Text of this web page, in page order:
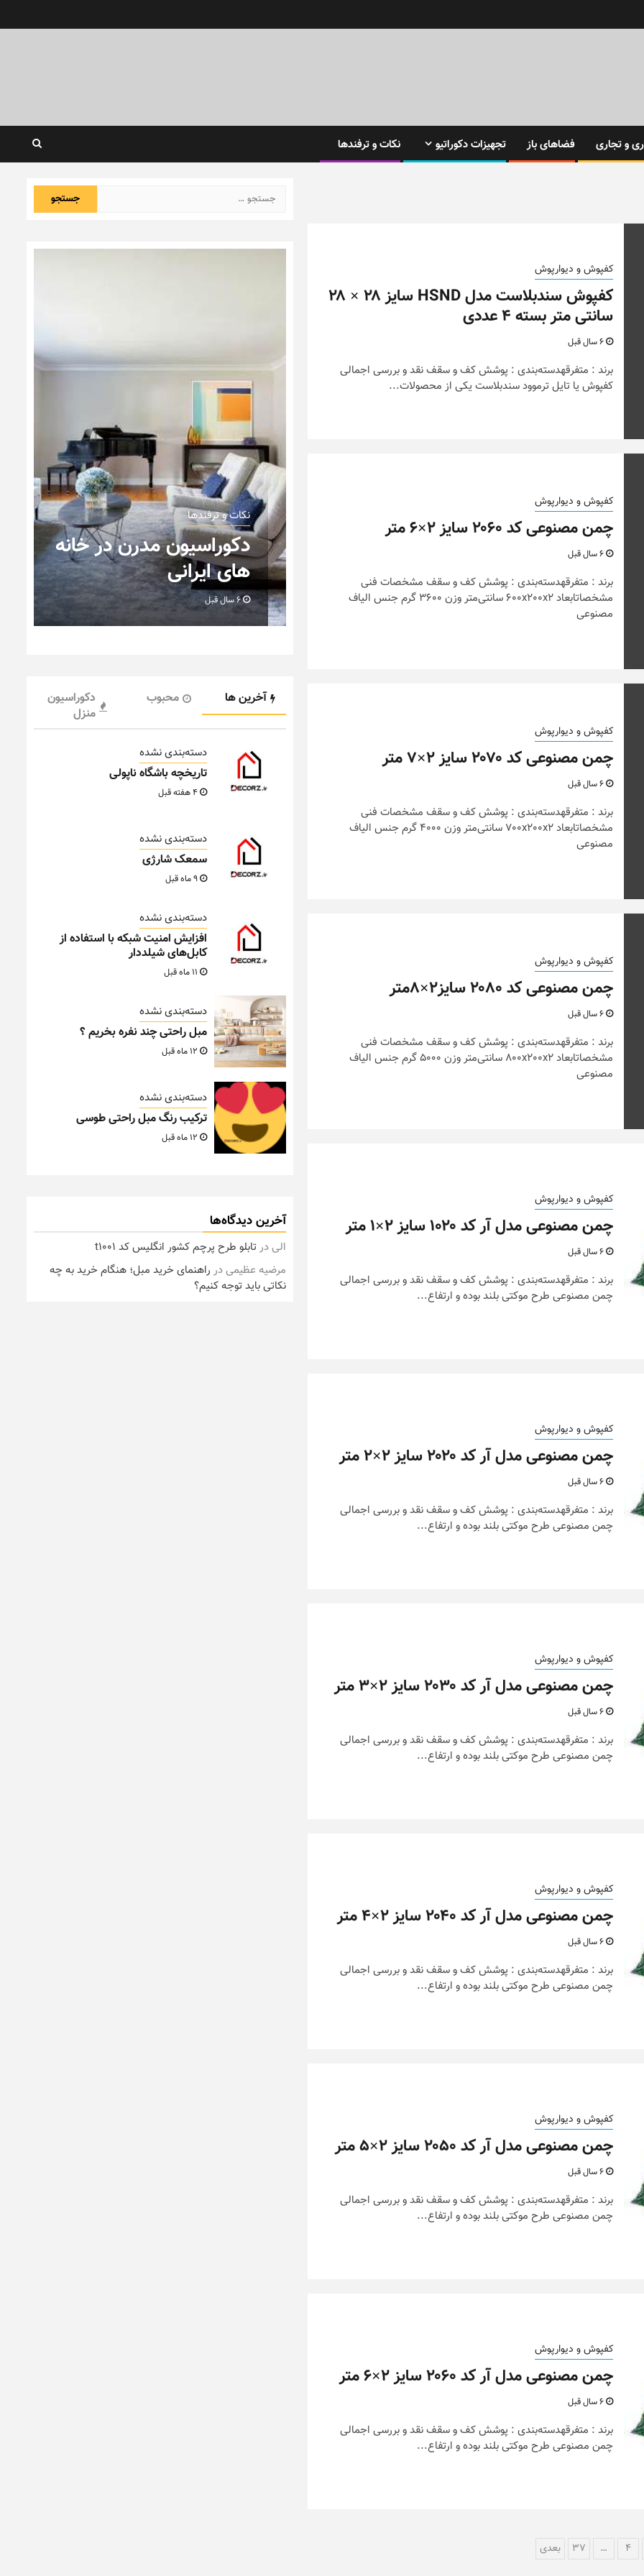
و تجاری فضاهای باز تجهیزات دکوراتیو
نکات و ترفندها
کفپوش و دیوارپوش
کفپوش سندبلاست مدل HSND سایز ۲۸ × ۲۸
سانتی متر بسته ۴ عددی
6 سال قبل
برند : متفرقهدسته‌بندی : پوشش کف و سقف نقد و بررسی اجمالی
کفپوش یا تایل ترموود سندبلاست یکی از محصولات...
کفپوش و دیوارپوش
چمن مصنوعی کد ۲۰۶۰ سایز ۲×۶ متر
6 سال قبل
برند : متفرقهدسته‌بندی : پوشش کف و سقف مشخصات فنی
مشخصاتابعاد 600x200x2 سانتی‌متر وزن 3600 گرم جنس الیاف
مصنوعی
کفپوش و دیوارپوش
چمن مصنوعی کد ۲۰۷۰ سایز ۲×۷ متر
6 سال قبل
برند : متفرقهدسته‌بندی : پوشش کف و سقف مشخصات فنی
مشخصاتابعاد 700x200x2 سانتی‌متر وزن 4000 گرم جنس الیاف
مصنوعی
کفپوش و دیوارپوش
چمن مصنوعی کد ۲۰۸۰ سایز۲×۸متر
6 سال قبل
برند : متفرقهدسته‌بندی : پوشش کف و سقف مشخصات فنی
مشخصاتابعاد 800x200x2 سانتی‌متر وزن 5000 گرم جنس الیاف
مصنوعی
کفپوش و دیوارپوش
چمن مصنوعی مدل آر کد ۱۰۲۰ سایز ۲×۱ متر
6 سال قبل
برند : متفرقهدسته‌بندی : پوشش کف و سقف نقد و بررسی اجمالی
چمن مصنوعی طرح موکتی بلند بوده و ارتفاع...
کفپوش و دیوارپوش
چمن مصنوعی مدل آر کد ۲۰۲۰ سایز ۲×۲ متر
6 سال قبل
برند : متفرقهدسته‌بندی : پوشش کف و سقف نقد و بررسی اجمالی
چمن مصنوعی طرح موکتی بلند بوده و ارتفاع...
کفپوش و دیوارپوش
چمن مصنوعی مدل آر کد ۲۰۳۰ سایز ۲×۳ متر
6 سال قبل
برند : متفرقهدسته‌بندی : پوشش کف و سقف نقد و بررسی اجمالی
چمن مصنوعی طرح موکتی بلند بوده و ارتفاع...
کفپوش و دیوارپوش
چمن مصنوعی مدل آر کد ۲۰۴۰ سایز ۲×۴ متر
6 سال قبل
برند : متفرقهدسته‌بندی : پوشش کف و سقف نقد و بررسی اجمالی
چمن مصنوعی طرح موکتی بلند بوده و ارتفاع...
کفپوش و دیوارپوش
چمن مصنوعی مدل آر کد ۲۰۵۰ سایز ۲×۵ متر
6 سال قبل
برند : متفرقهدسته‌بندی : پوشش کف و سقف نقد و بررسی اجمالی
چمن مصنوعی طرح موکتی بلند بوده و ارتفاع...
کفپوش و دیوارپوش
چمن مصنوعی مدل آر کد ۲۰۶۰ سایز ۲×۶ متر
6 سال قبل
برند : متفرقهدسته‌بندی : پوشش کف و سقف نقد و بررسی اجمالی
چمن مصنوعی طرح موکتی بلند بوده و ارتفاع...
4
…
37 بعدی
جستجو
برای:
هنگام
بدانیم
تصاویر جدید از خانه های
رویایی خاص و متفاوت
6 سال قبل
نکات و ترفندها
دکوراسیون مدرن در خانه
های ایرانی
6 سال قبل
آخرین ها محبوب
دکوراسیون
منزل
دسته‌بندی نشده
تاریخچه باشگاه ناپولی
دسته‌بندی نشده
سمعک شارژی
دسته‌بندی نشده
افزایش امنیت شبکه با استفاده از
کابل‌های شیلددار
دسته‌بندی نشده
مبل راحتی چند نفره بخریم ؟
دسته‌بندی نشده
ترکیب رنگ مبل راحتی طوسی
آخرین دیدگاه‌ها
الیدرتابلو طرح پرچم کشور انگلیس کد t1001
مرضیه عظیمیدر راهنمای خرید مبل؛ هنگام خرید به چه
نکاتی باید توجه کنیم؟